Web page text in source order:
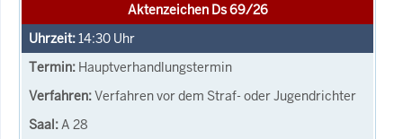
Aktenzeichen Ds 69/26
14:30 Uhr
Hauptverhandlungstermin
Verfahren vor dem Straf- oder Jugendrichter
A 28